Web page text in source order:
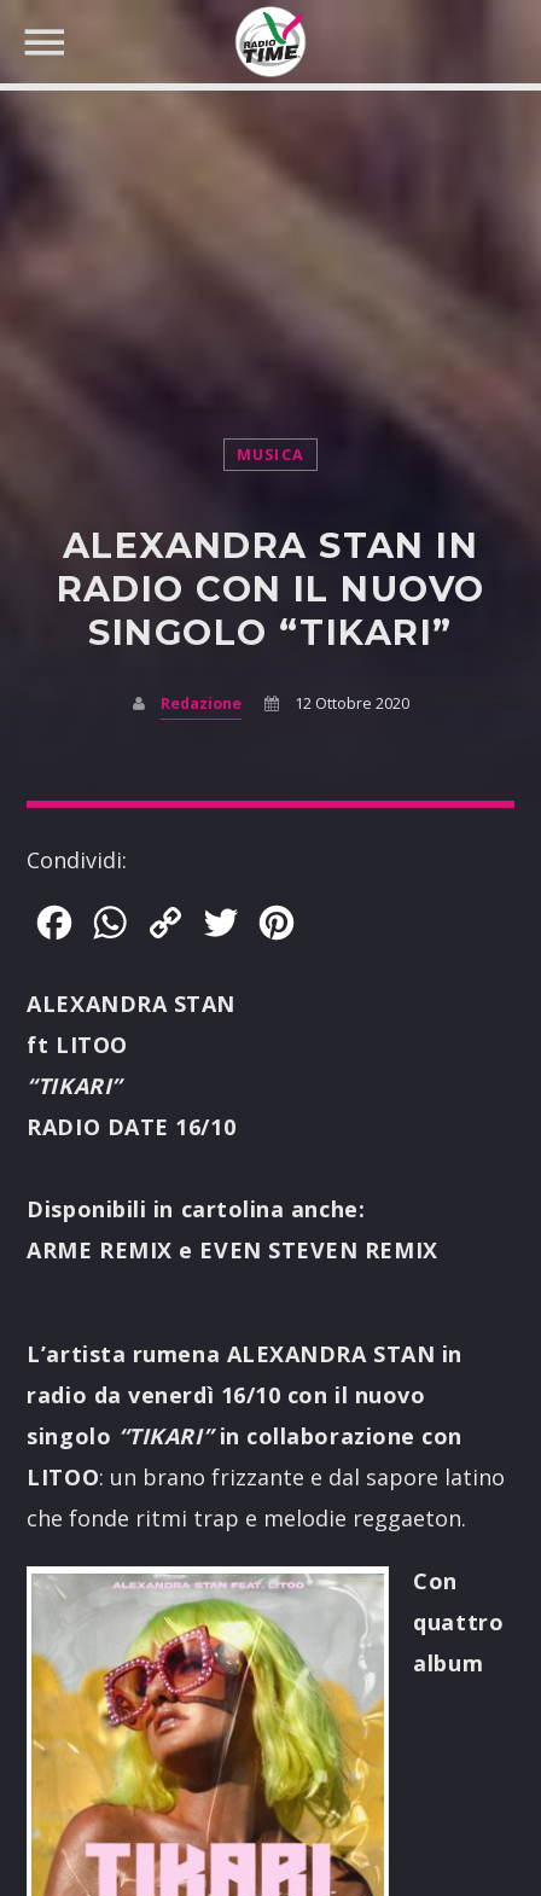
MUSICA
ALEXANDRA STAN IN
RADIO CON IL NUOVO
SINGOLO “TIKARI”
Redazione 12 Ottobre 2020
Condividi:
FacebookWhatsApp
Copy
Twitter
ALEXANDRA STAN
ft LITOO
“TIKARI”
RADIO DATE 16/10
Disponibili in cartolina anche:
ARME REMIX e EVEN STEVEN REMIX
L’artista rumena ALEXANDRA STAN in
radio da venerdì 16/10 con il nuovo
singolo “TIKARI”in collaborazione con
LITOO: un brano frizzante e dal sapore latino
che fonde ritmi trap e melodie reggaeton.
Con
quattro
album